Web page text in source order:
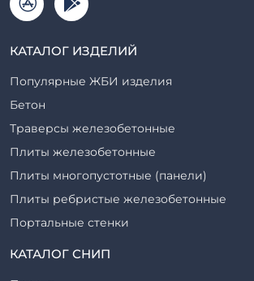
КАТАЛОГ ИЗДЕЛИЙ
Популярные ЖБИ изделия
Бетон
Траверсы железобетонные
Плиты железобетонные
Плиты многопустотные (панели)
Плиты ребристые железобетонные
Портальные стенки
Прогоны железобетонные
КАТАЛОГ СНИП